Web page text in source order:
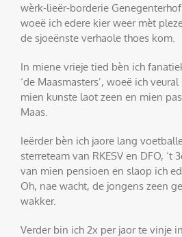
wèrk-lieër-borderie
woeë ich edere kier weer mèt
de sjoeënste verhaole thoes kom.
In miene vrieje tied bèn ich
‘de Maasmasters’, woeë ich
mien kunste laot zeen en mien
Maas.
Ieërder bèn ich jaore lang
sterreteam van RKESV en DFO, ‘t
van mien pensioen en slaop ich
Oh, nae wacht, de jongens zeen
wakker.
Verder bin ich 2x per jaor te vinje